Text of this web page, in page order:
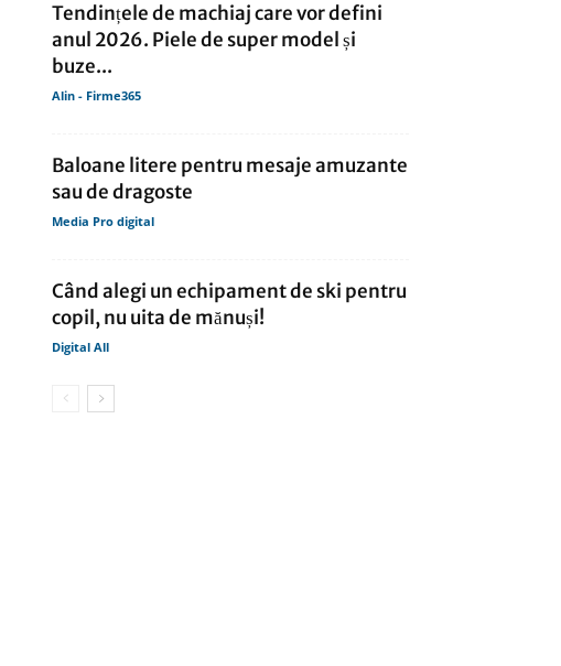
Tendințele de machiaj care vor defini
anul 2026. Piele de super model și
buze...
Alin - Firme365
Baloane litere pentru mesaje amuzante
sau de dragoste
Media Pro digital
Când alegi un echipament de ski pentru
copil, nu uita de mănuși!
Digital All